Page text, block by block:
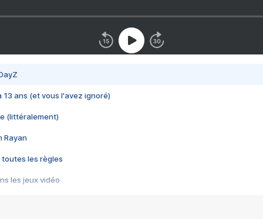
13 ans (et vous l'avez ignoré)
(littéralement)
Rayan
toutes les règles
les jeux vidéo